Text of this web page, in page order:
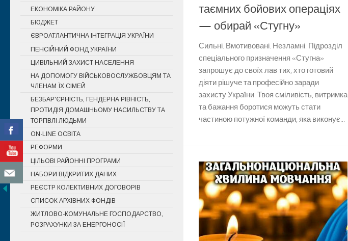
таємних бойових операціях
— обирай «Стугну»
Сильні. Вмотивовані. Незламні. Підрозділ
спеціального призначення «Стугна»
запрошує до своїх лав тих, хто готовий
діяти рішуче та професійно заради
захисту України. Твоя сміливість, витримка
та бажання боротися можуть стати
частиною потужної команди, яка виконує...
ЕКОНОМІКА РАЙОНУ
БЮДЖЕТ
ЄВРОАТЛАНТИЧНА ІНТЕГРАЦІЯ УКРАЇНИ
ПЕНСІЙНИЙ ФОНД УКРАЇНИ
ЦИВІЛЬНИЙ ЗАХИСТ НАСЕЛЕННЯ
НА ДОПОМОГУ ВІЙСЬКОВОСЛУЖБОВЦЯМ ТА
ЧЛЕНАМ ЇХ СІМЕЙ
БЕЗБАР'ЄРНІСТЬ, ГЕНДЕРНА РІВНІСТЬ,
ПРОТИДІЯ ДОМАШНЬОМУ НАСИЛЬСТВУ ТА
ТОРГІВЛІ ЛЮДЬМИ
ON-LINE ОСВІТА
РЕФОРМИ
ЦІЛЬОВІ РАЙОННІ ПРОГРАМИ
НАБОРИ ВІДКРИТИХ ДАНИХ
РЕЄСТР КОЛЕКТИВНИХ ДОГОВОРІВ
СПИСОК АРХІВНИХ ФОНДІВ
ЖИТЛОВО-КОМУНАЛЬНЕ ГОСПОДАРСТВО,
РОЗРАХУНКИ ЗА ЕНЕРГОНОСІЇ